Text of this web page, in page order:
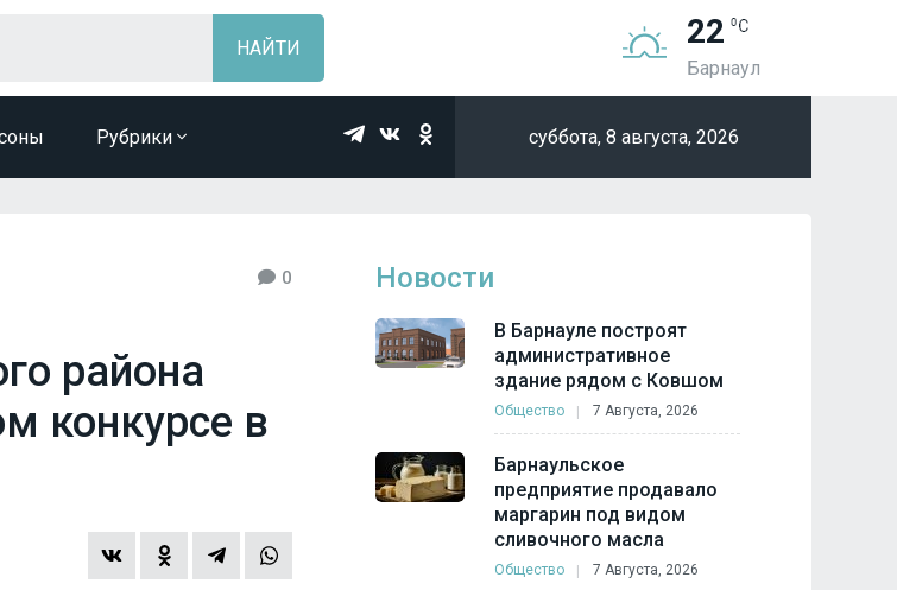
22
Барнаул
Рубрики суббота, 8 августа, 2026
0
района
конкурсе в
Новости
В Барнауле построят
административное
здание рядом с Ковшом
Общество 7 Августа, 2026
Барнаульское
предприятие продавало
маргарин под видом
сливочного масла
Общество 7 Августа, 2026